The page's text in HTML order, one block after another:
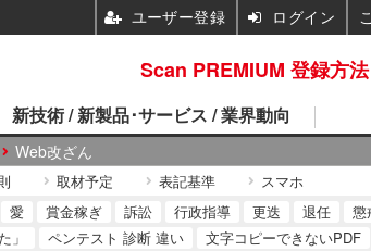
Web改ざん
新技術 / 新製品･サービス / 業界動向
取材予定 表記基準 スマホ
愛 賞金稼ぎ 訴訟 行政指導 更迭 退任 懲
」
ペンテスト 診断 違い 文字コピーできないPDF
Scan PREMIUM 登録方法
ユーザー登録 ログイン